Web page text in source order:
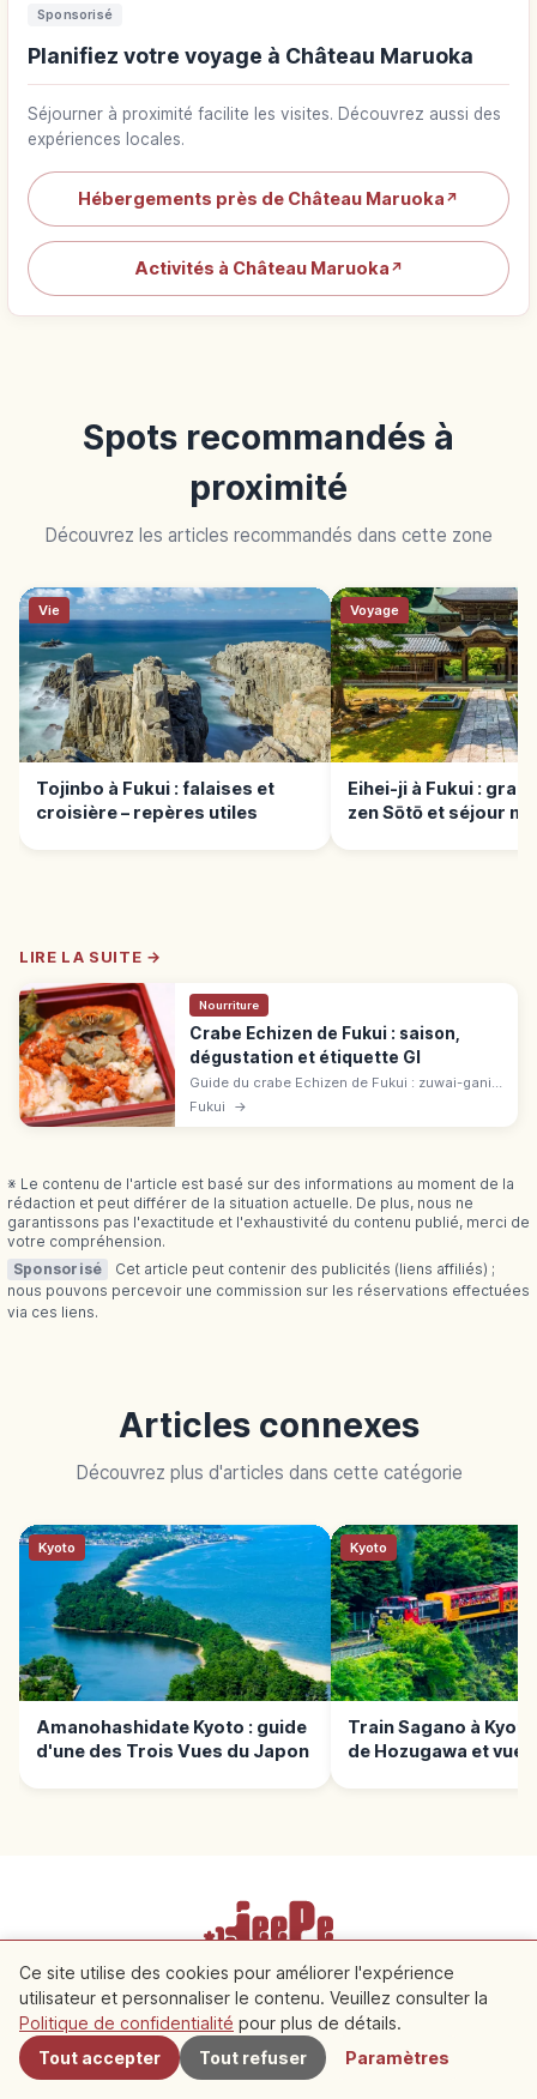
Sponsorisé
Planifiez votre voyage à Château Maruoka
Séjourner à proximité facilite les visites. Découvrez aussi des
expériences locales.
Hébergements près de Château Maruoka ↗
Activités à Château Maruoka ↗
Spots recommandés à
proximité
Découvrez les articles recommandés dans cette zone
Vie
Tojinbo à Fukui : falaises et
croisière – repères utiles
Voyage
Eihei-ji à Fukui :
zen Sōtō et séjour
LIRE LA SUITE →
Nourriture
Crabe Echizen de Fukui : saison,
dégustation et étiquette GI
Guide du crabe Echizen de Fukui : zuwai-gani
d'hiver, étiquette jaune, label GI, saison 6/11-
Fukui →
※ Le contenu de l'article est basé sur des informations au moment de la
rédaction et peut différer de la situation actuelle. De plus, nous ne
garantissons pas l'exactitude et l'exhaustivité du contenu publié, merci de
votre compréhension.
Sponsorisé
Cet article peut contenir des publicités (liens affiliés) ;
nous pouvons percevoir une commission sur les réservations effectuées
via ces liens.
Articles connexes
Découvrez plus d'articles dans cette catégorie
Kyoto
Amanohashidate Kyoto : guide
d'une des Trois Vues du Japon
Kyoto
Train Sagano à
de Hozugawa et vues
À proximité
Conditions d'utilisationPolitique de confidentialité
Paramètres des cookies
Copyright © 2026 JeePe Inc. All rights reserved.
Ce site utilise des cookies pour améliorer l'expérience
utilisateur et personnaliser le contenu. Veuillez consulter la
Politique de confidentialité pour plus de détails.
Tout accepter
Tout refuser Paramètres